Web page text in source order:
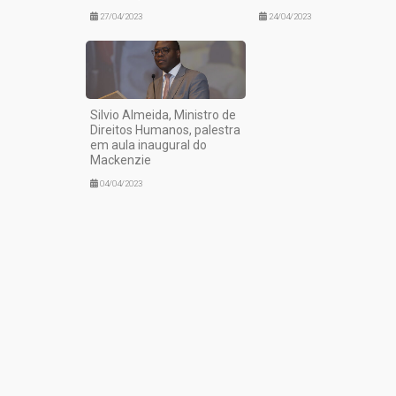
27/04/2023 24/04/2023
Silvio Almeida, Ministro de
Direitos Humanos, palestra
em aula inaugural do
Mackenzie
04/04/2023